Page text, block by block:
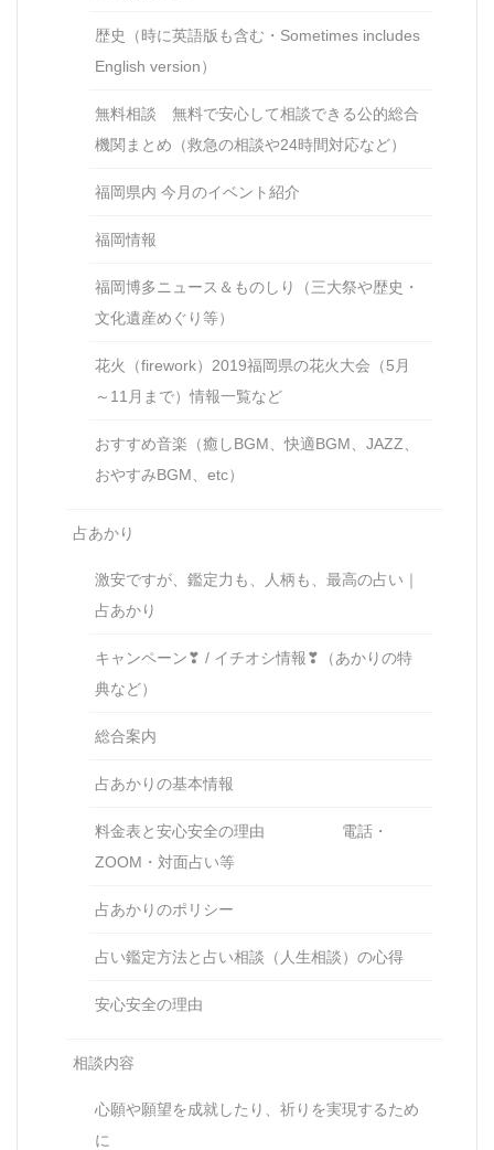
歴史（時に英語版も含む・Sometimes includes
English version）
無料相談 無料で安心して相談できる公的総合
機関まとめ（救急の相談や24時間対応など）
福岡県内 今月のイベント紹介
福岡情報
福岡博多ニュース＆ものしり（三大祭や歴史・
文化遺産めぐり等）
花火（firework）2019福岡県の花火大会（5月
～11月まで）情報一覧など
おすすめ音楽（癒しBGM、快適BGM、JAZZ、
おやすみBGM、etc）
占あかり
激安ですが、鑑定力も、人柄も、最高の占い｜
占あかり
キャンペーン❣ / イチオシ情報❣（あかりの特
典など）
総合案内
占あかりの基本情報
料金表と安心安全の理由 電話・
ZOOM・対面占い等
占あかりのポリシー
占い鑑定方法と占い相談（人生相談）の心得
安心安全の理由
相談内容
心願や願望を成就したり、祈りを実現するため
に